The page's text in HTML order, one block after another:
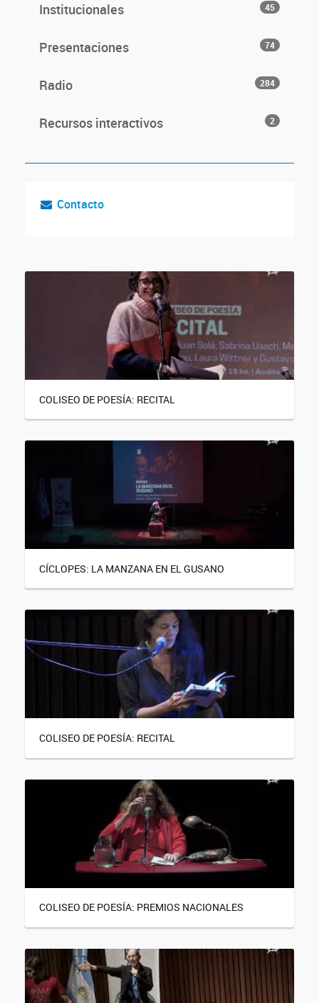
Institucionales 45
Presentaciones 74
Radio 284
Recursos interactivos 2
Contacto
COLISEO DE POESÍA: RECITAL
CÍCLOPES: LA MANZANA EN EL GUSANO
COLISEO DE POESÍA: RECITAL
COLISEO DE POESÍA: PREMIOS NACIONALES